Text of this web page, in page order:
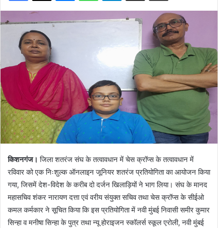
किशनगंज। जिला शतरंज संघ के तत्वावधान में चेस क्रॉप्स के तत्वावधान में
रविवार को एक निःशुल्क ऑनलाइन जूनियर शतरंज प्रतियोगिता का आयोजन किया
गया, जिसमें देश-विदेश के करीब दो दर्जन खिलाड़ियों ने भाग लिया। संघ के मानद
महासचिव शंकर नारायण दत्ता एवं वरीय संयुक्त सचिव तथा चेस क्रॉप्स के सीईओ
कमल कर्मकार ने सूचित किया कि इस प्रतियोगिता में नवी मुंबई निवासी समीर कुमार
सिन्हा व मनीषा सिन्हा के पुत्र तथा न्यू होराइजन स्कॉलर्स स्कूल एरोली, नवी मुंबई